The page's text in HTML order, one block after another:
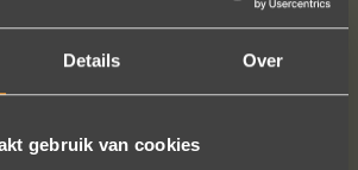
Details Over
gebruik van cookies